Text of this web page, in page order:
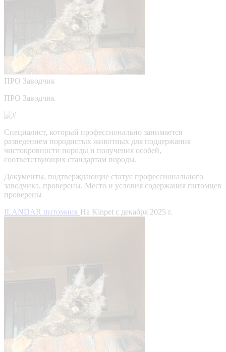
ПРО Заводчик
ПРО Заводчик
Специалист, который профессионально занимается
разведением породистых животных для поддержания
чистокровности породы и получения особей,
соответствующих стандартам породы.
Документы, подтверждающие статус профессионального
заводчика, проверены. Место и условия содержания питомцев
проверены
ILANDAR питомник На Kinpet c декабря 2025 г.